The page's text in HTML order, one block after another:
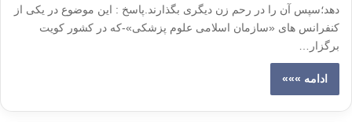
دهد؛سپس آن را در رحم زن دیگری بگذارند.پاسخ : این موضوع در یکی از
کنفرانس های «سازمان اسلامی علوم پزشکی»-که در کشور کویت
برگزار…
ادامه »»»